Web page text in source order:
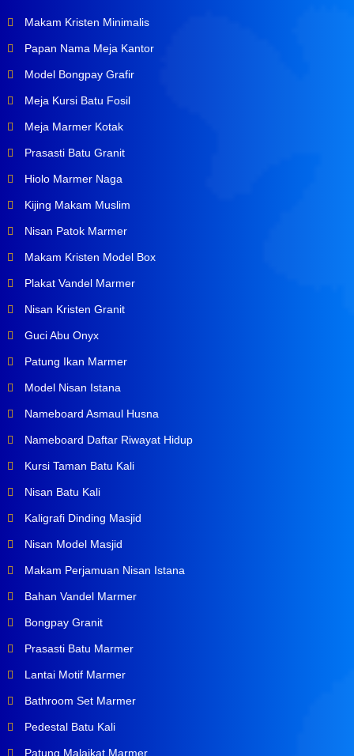
Makam Kristen Minimalis
Papan Nama Meja Kantor
Model Bongpay Grafir
Meja Kursi Batu Fosil
Meja Marmer Kotak
Prasasti Batu Granit
Hiolo Marmer Naga
Kijing Makam Muslim
Nisan Patok Marmer
Makam Kristen Model Box
Plakat Vandel Marmer
Nisan Kristen Granit
Guci Abu Onyx
Patung Ikan Marmer
Model Nisan Istana
Nameboard Asmaul Husna
Nameboard Daftar Riwayat Hidup
Kursi Taman Batu Kali
Nisan Batu Kali
Kaligrafi Dinding Masjid
Nisan Model Masjid
Makam Perjamuan Nisan Istana
Bahan Vandel Marmer
Bongpay Granit
Prasasti Batu Marmer
Lantai Motif Marmer
Bathroom Set Marmer
Pedestal Batu Kali
Patung Malaikat Marmer